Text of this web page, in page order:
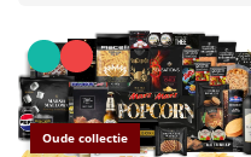
Oude collectie